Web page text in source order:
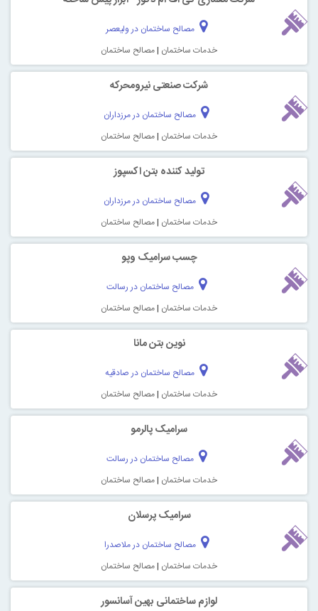
مصالح ساختمان در ولیعصر
خدمات ساختمان|مصالح ساختمان
شرکت صنعتی نیرومحرکه
مصالح ساختمان در مرزداران
خدمات ساختمان|مصالح ساختمان
تولید کننده بتن اکسپوز
مصالح ساختمان در مرزداران
خدمات ساختمان|مصالح ساختمان
چسب سرامیک وپو
مصالح ساختمان در رسالت
خدمات ساختمان|مصالح ساختمان
نوین بتن مانا
مصالح ساختمان در صادقیه
خدمات ساختمان|مصالح ساختمان
سرامیک پالرمو
مصالح ساختمان در رسالت
خدمات ساختمان|مصالح ساختمان
سرامیک پرسلان
مصالح ساختمان در ملاصدرا
خدمات ساختمان|مصالح ساختمان
لوازم ساختمانی بهین آسانسور